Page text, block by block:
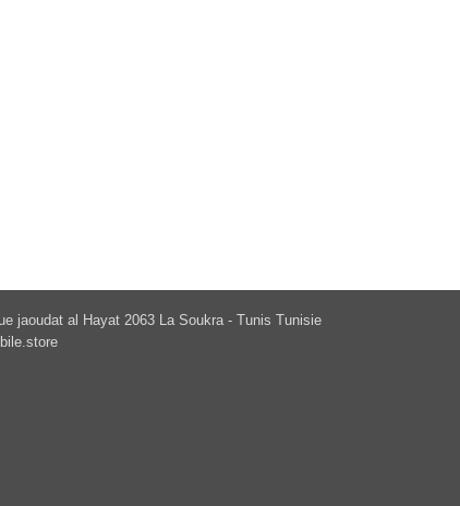
jaoudat al Hayat 2063 La Soukra - Tunis Tunisie